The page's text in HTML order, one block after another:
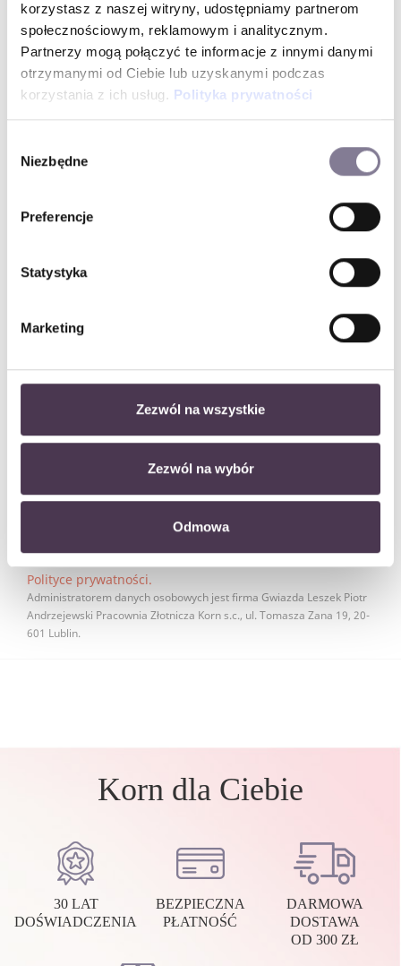
korzystasz z naszej witryny, udostępniamy partnerom
społecznościowym, reklamowym i analitycznym.
Partnerzy mogą połączyć te informacje z innymi danymi
otrzymanymi od Ciebie lub uzyskanymi podczas
korzystania z ich usług. Polityka prywatności
zgody
Niezbędne
Preferencje
Statystyka
Marketing
Zezwól na wszystkie
Zezwól na wybór
Odmowa
KSZTAŁT KOPERTY Okrągły
BRANSOLETA Stal szlachetna
KOLOR KOPERTY Srebrny
LINIA TISSOT T-Classic
Ponadto oferujemy:
grawerowanie gratis
przesyłka gratis
długopis Parker w prezencie
Zapisz sie do newslettera i bądź na bieżąco ze wszystkimi
Wyrażam zgodę na przetwarzanie moich danych osobowych w
celach kontaktowych w zgodzie i według zasad określonych w
Polityce prywatności.
Administratorem danych osobowych jest firma Gwiazda Leszek Piotr
Andrzejewski Pracownia Złotnicza Korn s.c., ul. Tomasza Zana 19, 20-
601 Lublin.
Korn dla Ciebie
30 LAT
DOŚWIADCZENIA
BEZPIECZNA
PŁATNOŚĆ
DARMOWA
DOSTAWA
OD 300 ZŁ